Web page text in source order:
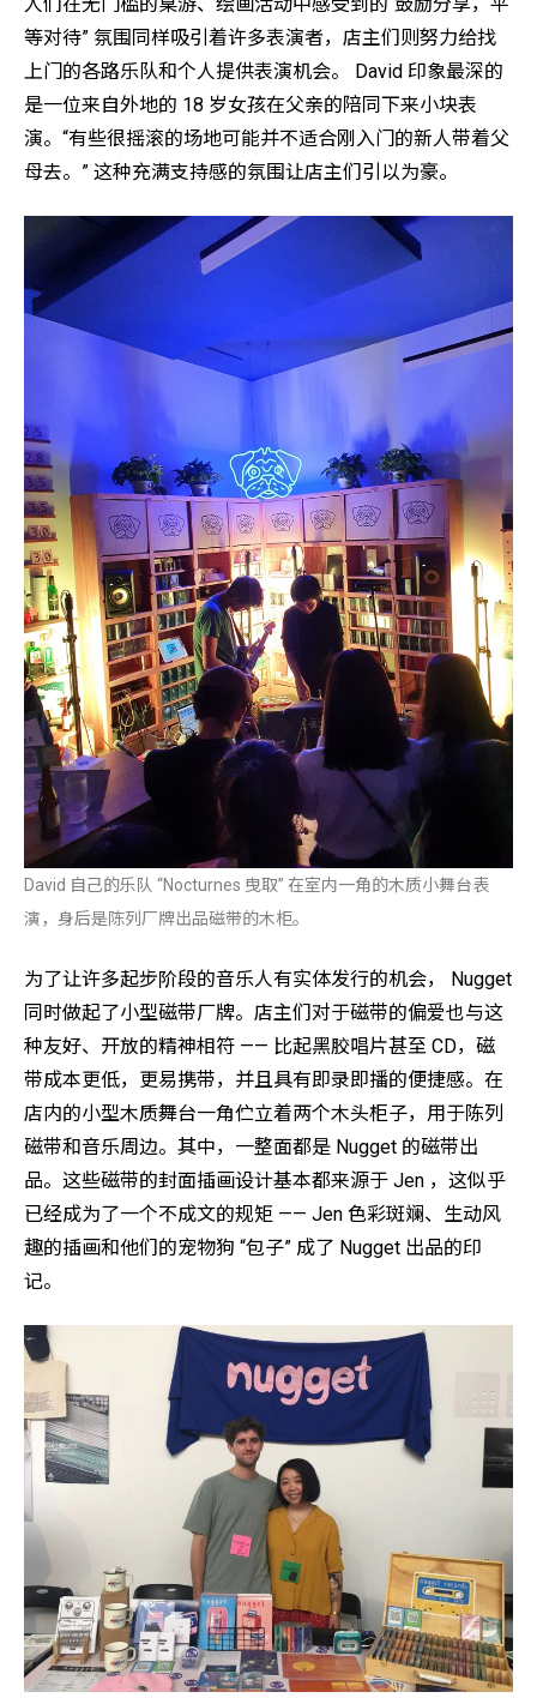
等对待” 氛围同样吸引着许多表演者，店主们则努力给找
上门的各路乐队和个人提供表演机会。 David 印象最深的
是一位来自外地的 18 岁女孩在父亲的陪同下来小块表
演。“有些很摇滚的场地可能并不适合刚入门的新人带着父
母去。” 这种充满支持感的氛围让店主们引以为豪。
David 自己的乐队 “Nocturnes 曳取” 在室内一角的木质小舞台表
演，身后是陈列厂牌出品磁带的木柜。
为了让许多起步阶段的音乐人有实体发行的机会， Nugget
同时做起了小型磁带厂牌。店主们对于磁带的偏爱也与这
种友好、开放的精神相符 —— 比起黑胶唱片甚至 CD，磁
带成本更低，更易携带，并且具有即录即播的便捷感。在
店内的小型木质舞台一角伫立着两个木头柜子，用于陈列
磁带和音乐周边。其中，一整面都是 Nugget 的磁带出
品。这些磁带的封面插画设计基本都来源于 Jen ，这似乎
已经成为了一个不成文的规矩 —— Jen 色彩斑斓、生动风
趣的插画和他们的宠物狗 “包子” 成了 Nugget 出品的印
记。